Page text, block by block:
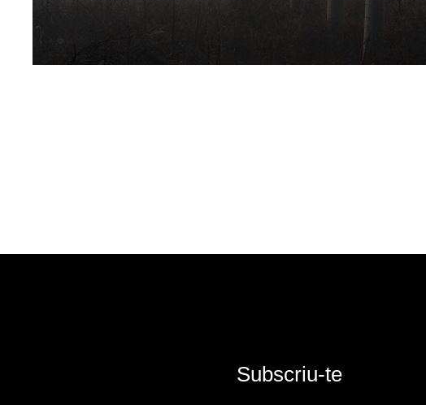
Subscriu-te